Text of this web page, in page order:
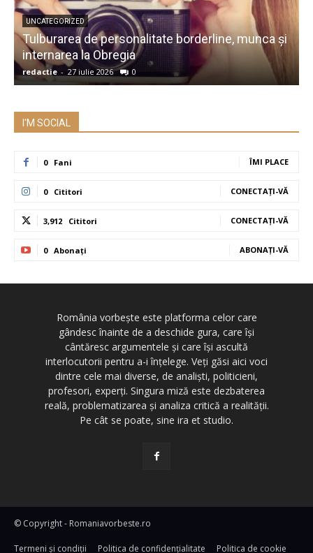
UNCATEGORIZED
Tulburarea de personalitate borderline, munca și
internarea la Obregia
redactie - 27 iulie 2026 0
I'M SOCIAL
0 Fani ÎMI PLACE
0 Cititori CONECTAȚI-VĂ
3,912 Cititori CONECTAȚI-VĂ
0 Abonați ABONAȚI-VĂ
România vorbește este platforma celor care
gândesc înainte de a deschide gura, care își
cântăresc argumentele și care își ascultă
interlocutorii pentru a-i înțelege. Veți găsi aici voci
dintre cele mai diverse, de analiști, politicieni,
profesori, experți. Singura miză este dezbaterea
reală, problematizarea și analiza critică a realității.
Pe cât se poate, sine ira et studio.
© Copyright - Romaniavorbeste.ro
Termeni și condiţii Politica de confidențialitate Politica de cookie